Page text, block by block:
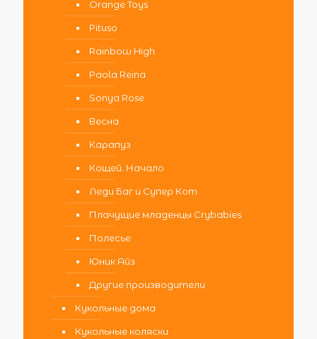
Orange Toys
Pituso
Rainbow High
Paola Reina
Sonya Rose
Весна
Карапуз
Кощей. Начало
Леди Баг и Супер Кот
Плачущие младенцы Crybabies
Полесье
Юник Айз
Другие производители
Кукольные дома
Кукольные коляски